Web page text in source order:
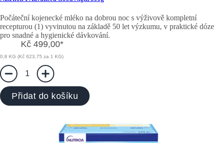
Počáteční kojenecké mléko na dobrou noc s výživově kompletní
recepturou (1) vyvinutou na základě 50 let výzkumu, v praktické dóze
pro snadné a hygienické dávkování.
Kč 499,00*
0,8 KG (Kč 623,75 za 1 KG)
1
Přidat do košíku